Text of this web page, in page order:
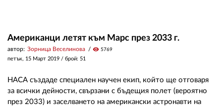
Американци летят към Марс през 2033 г.
автор: Зорница Веселинова visibility 5769
петък, 15 Март 2019 / брой: 51
НАСА създаде специален научен екип, който ще отговаря
за всички дейности, свързани с бъдещия полет (вероятно
през 2033) и заселването на американски астронавти на